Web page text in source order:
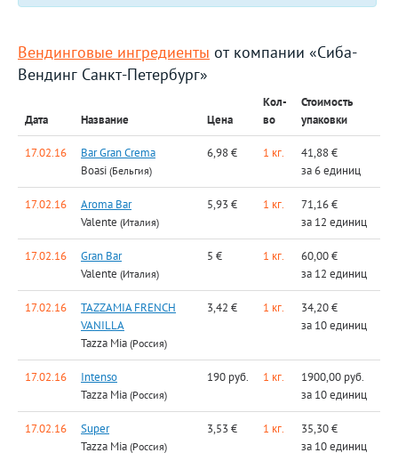
Вендинговые ингредиенты от компании «Сиба-
Вендинг Санкт-Петербург»
Дата Название Цена
Кол-
во
Стоимость
упаковки
17.02.16
Bar Gran Crema
Boasi (Бельгия)
6,98 € 1 кг.
41,88 €
за 6 единиц
17.02.16
Aroma Bar
Valente (Италия)
5,93 € 1 кг.
71,16 €
за 12 единиц
17.02.16
Gran Bar
Valente (Италия)
5 € 1 кг.
60,00 €
за 12 единиц
17.02.16
TAZZAMIA FRENCH
VANILLA
Tazza Mia (Россия)
3,42 € 1 кг.
34,20 €
за 10 единиц
17.02.16
Intenso
Tazza Mia (Россия)
190 руб. 1 кг.
1900,00 руб.
за 10 единиц
17.02.16
Super
Tazza Mia (Россия)
3,53 € 1 кг.
35,30 €
за 10 единиц